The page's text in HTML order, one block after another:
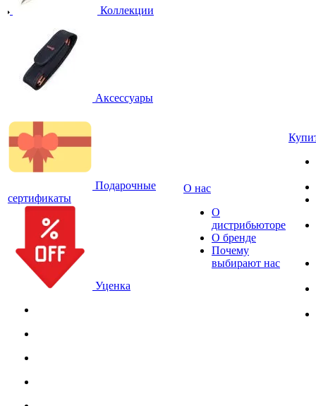
Коллекции
Аксессуары
Подарочные
сертификаты
Уценка
О нас
О
дистрибьюторе
О бренде
Почему
выбирают нас